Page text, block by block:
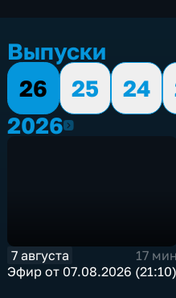
Выпуски
26
25 24
20262026
7 августа
17 мин
Эфир от 07.08.2026 (21:10)